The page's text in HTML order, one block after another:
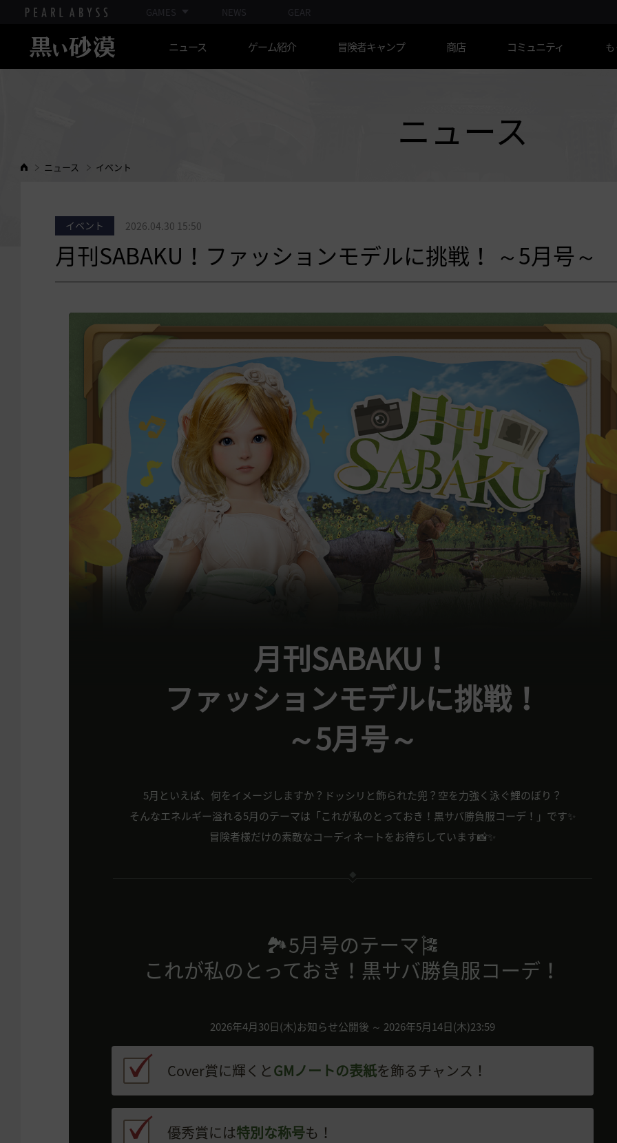
GAMES NEWS GEAR
ニュース ゲーム紹介 冒険者キャンプ 商店 コミュニティ
ニュース
ニュース イベント
イベント 2026.04.30 15:50
月刊SABAKU！ファッションモデルに挑戦！ ～5月号～
月刊SABAKU！
ファッションモデルに挑戦！
～5月号～
5月といえば、何をイメージしますか？ドッシリと飾られた兜？空を力強く泳ぐ鯉のぼり？
そんなエネルギー溢れる5月のテーマは「これが私のとっておき！黒サバ勝負服コーデ！」です✨️
冒険者様だけの素敵なコーディネートをお待ちしています📸✨️
🏞️5月号のテーマ🎏
これが私のとっておき！黒サバ勝負服コーデ！
2026年4月30日(木)お知らせ公開後 ～ 2026年5月14日(木)23:59
Cover賞に輝くとGMノートの表紙を飾るチャンス！
優秀賞には特別な称号も！